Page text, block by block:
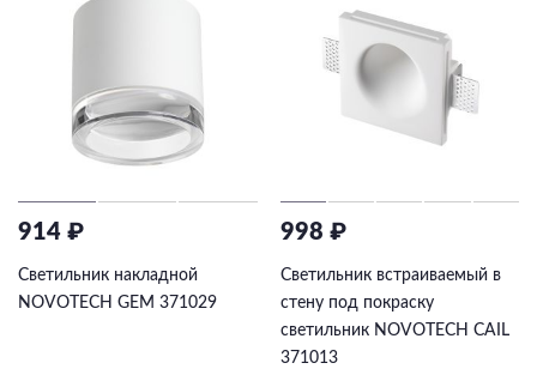
914 ₽
Светильник накладной
NOVOTECH GEM 371029
998 ₽
Светильник встраиваемый в
стену под покраску
светильник NOVOTECH CAIL
371013